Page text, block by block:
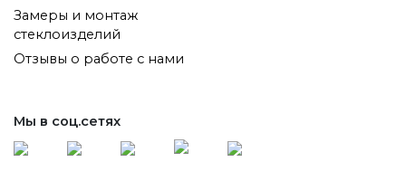
Замеры и монтаж
стеклоизделий
Отзывы о работе с нами
Мы в соц.сетях